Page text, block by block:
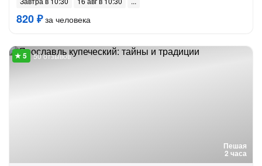
820 ₽за человека
Пешая
2 часа
50 отзывов